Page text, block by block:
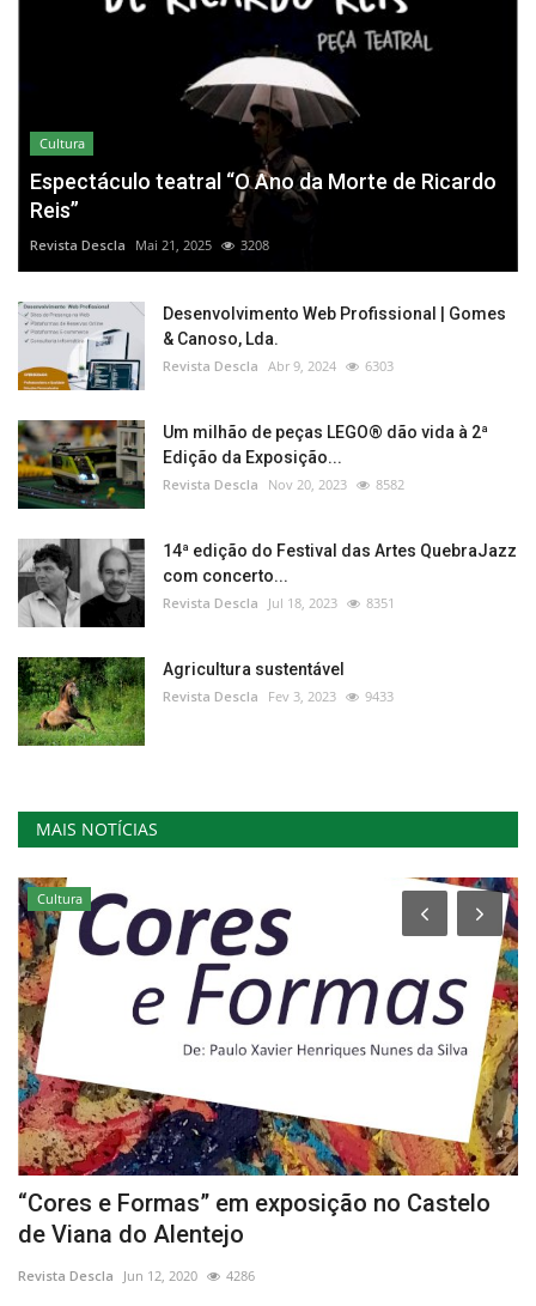
Cultura
Espectáculo teatral “O Ano da Morte de Ricardo
Reis”
Revista Descla Mai 21, 2025 3208
Desenvolvimento Web Profissional | Gomes
& Canoso, Lda.
Revista Descla Abr 9, 2024 6303
Um milhão de peças LEGO® dão vida à 2ª
Edição da Exposição...
Revista Descla Nov 20, 2023 8582
14ª edição do Festival das Artes QuebraJazz
com concerto...
Revista Descla Jul 18, 2023 8351
Agricultura sustentável
Revista Descla Fev 3, 2023 9433
MAIS NOTÍCIAS
Cultura
“Cores e Formas” em exposição no Castelo
de Viana do Alentejo
Revista Descla Jun 12, 2020 4286